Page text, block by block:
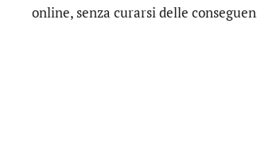
online, senza curarsi delle